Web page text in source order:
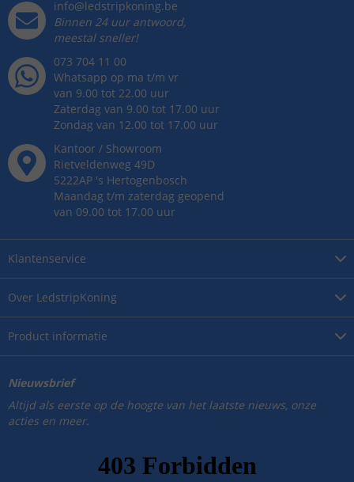
Over LedstripKoning
Product informatie
Klantenservice
info@ledstripkoning.be
Binnen 24 uur antwoord,
meestal sneller!
073 704 11 00
Whatsapp op ma t/m vr
van 9.00 tot 22.00 uur
Zaterdag van 9.00 tot 17.00 uur
Zondag van 12.00 tot 17.00 uur
Kantoor / Showroom
Rietveldenweg 49D
5222AP 's Hertogenbosch
Maandag t/m zaterdag geopend
van 09.00 tot 17.00 uur
Nieuwsbrief
Altijd als eerste op de hoogte van het laatste nieuws, onze
acties en meer.